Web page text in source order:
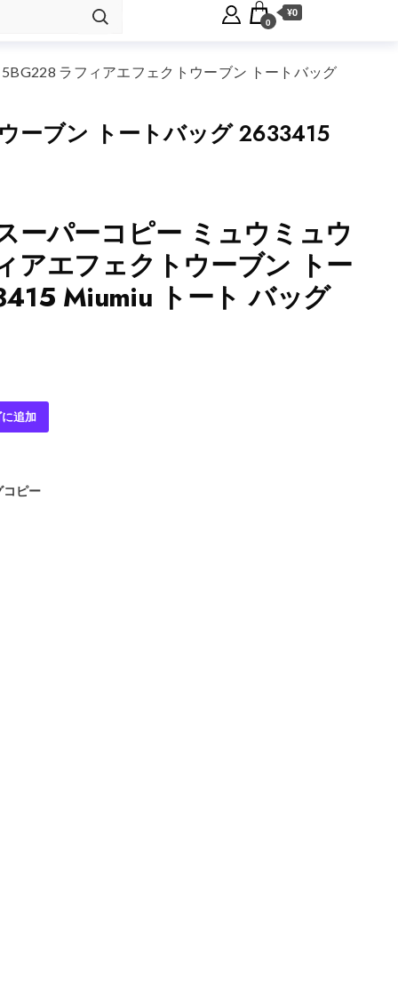
0
¥0
ラフィアエフェクトウーブン トートバッグ
ーブン トートバッグ 2633415
ーパーコピー ミュウミュウ
アエフェクトウーブン トー
Miumiu トート バッグ
追加
コピー